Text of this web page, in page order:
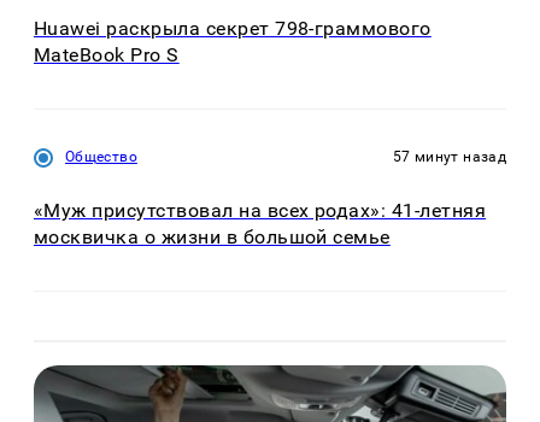
Huawei раскрыла секрет 798-граммового
MateBook Pro S
Общество 57 минут назад
«Муж присутствовал на всех родах»: 41-летняя
москвичка о жизни в большой семье